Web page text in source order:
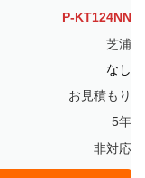
P-KT124NN
芝浦
なし
お見積もり
5年
非対応